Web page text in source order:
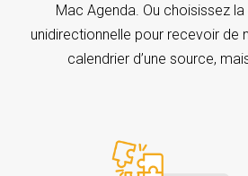
Mac Agenda. Ou choisissez
unidirectionnelle pour recevoir de
calendrier d’une source,